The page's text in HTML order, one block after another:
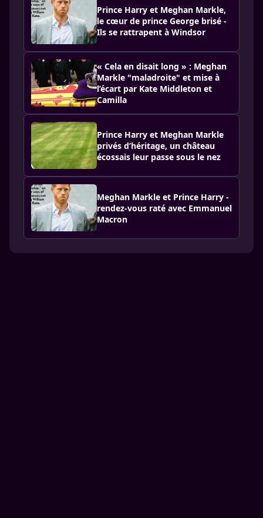
Prince Harry et Meghan Markle,
le cœur de prince George brisé -
Ils se rattrapent à Windsor
« Cela en disait long » : Meghan
Markle "maladroite" et mise à
l’écart par Kate Middleton et
Camilla
Prince Harry et Meghan Markle
privés d’héritage, un château
écossais leur passe sous le nez
Meghan Markle et Prince Harry -
rendez-vous raté avec Emmanuel
Macron